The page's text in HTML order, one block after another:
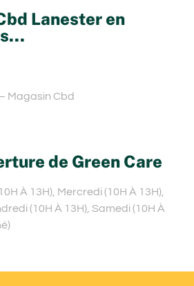
Lanester en
Magasin Cbd
de Green Care
À 13H), Mercredi (10H À 13H),
(10H À 13H), Samedi (10H À